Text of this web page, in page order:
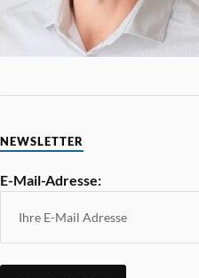
NEWSLETTER
E-Mail-Adresse: